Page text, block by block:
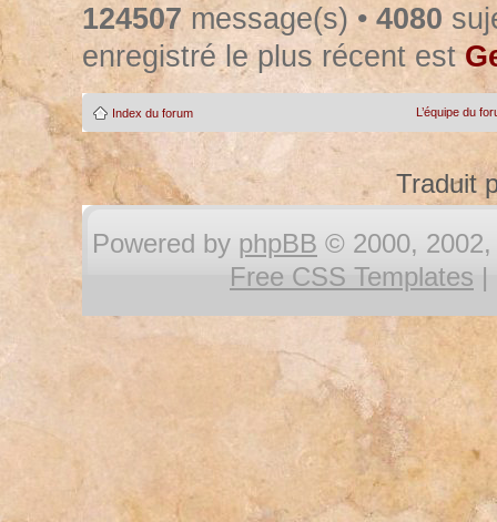
124507 message(s) • 4080
enregistré le plus récent est
Index du forum L’équipe du
Traduit
Powered by phpBB © 2000, 2002,
Free CSS Templates |